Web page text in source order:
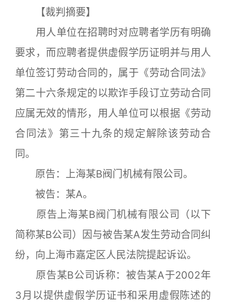
【裁判摘要】
用人单位在招聘时对应聘者学历有明确
要求，而应聘者提供虚假学历证明并与用人
单位签订劳动合同的，属于《劳动合同法》
第二十六条规定的以欺诈手段订立劳动合同
应属无效的情形，用人单位可以根据《劳动
合同法》第三十九条的规定解除该劳动合
同。
原告：上海某B阀门机械有限公司。
被告：某A。
原告上海某B阀门机械有限公司（以下
简称某B公司）因与被告某A发生劳动合同纠
纷，向上海市嘉定区人民法院提起诉讼。
原告某B公司诉称：被告某A于2002年
3月以提供虚假学历证书和采用虚假陈述的